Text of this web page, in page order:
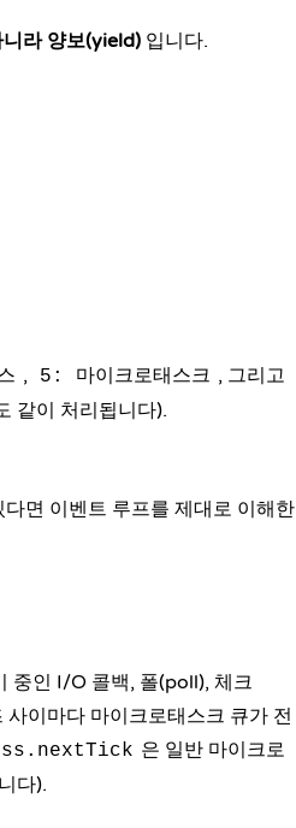
라 양보(yield) 입니다.
, 5: 마이크로태스크 , 그리고
같이 처리됩니다).
면 이벤트 루프를 제대로 이해한
중인 I/O 콜백, 폴(poll), 체크
이마다 마이크로태스크 큐가 전
은 일반 마이크로
다).